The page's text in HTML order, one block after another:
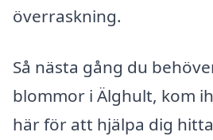
överraskning.
Så nästa gång du
blommor i Älghult, kom
här för att hjälpa dig